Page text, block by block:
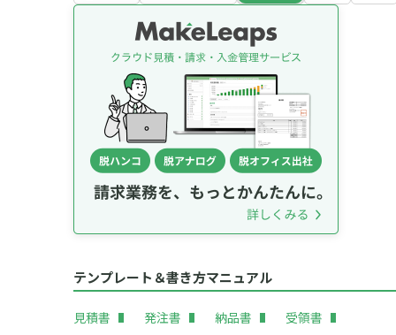
テンプレート＆書き方マニュアル
見積書 発注書 納品書
受領書